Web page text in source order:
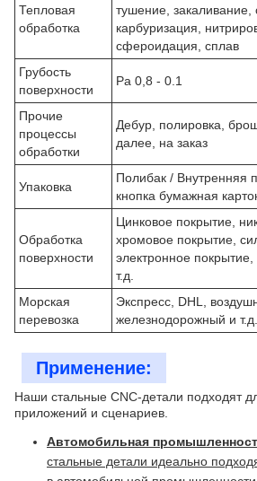
Тепловая
обработка
тушение, закаливание,
карбуризация,
сфероидация, сплав
Грубость
поверхности
Ра 0,8 - 0.1
Прочие
процессы
обработки
Дебур, полировка,
далее, на заказ
Упаковка
Полибак / Внутренняя
кнопка бумажная
Обработка
поверхности
Цинковое покрытие,
хромовое покрытие,
электронное
т.д.
Морская
перевозка
Экспресс, DHL,
железнодорожный и т.д.
Применение:
Наши стальные CNC-детали подходят
приложений и сценариев.
Автомобильная
стальные детали идеально